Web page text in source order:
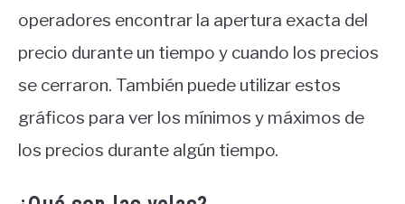
operadores encontrar la apertura exacta del
precio durante un tiempo y cuando los precios
se cerraron. También puede utilizar estos
gráficos para ver los mínimos y máximos de
los precios durante algún tiempo.